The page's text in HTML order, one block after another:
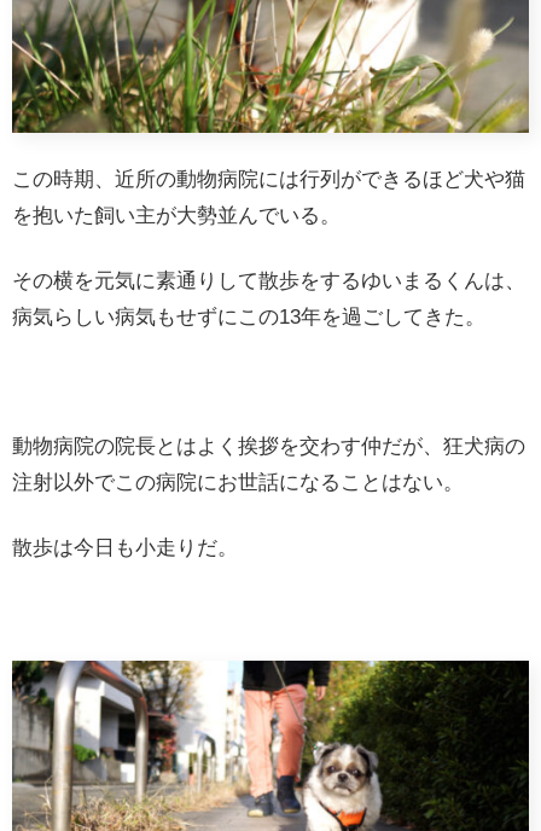
この時期、近所の動物病院には行列ができるほど犬や猫
を抱いた飼い主が大勢並んでいる。
その横を元気に素通りして散歩をするゆいまるくんは、
病気らしい病気もせずにこの13年を過ごしてきた。
動物病院の院長とはよく挨拶を交わす仲だが、狂犬病の
注射以外でこの病院にお世話になることはない。
散歩は今日も小走りだ。